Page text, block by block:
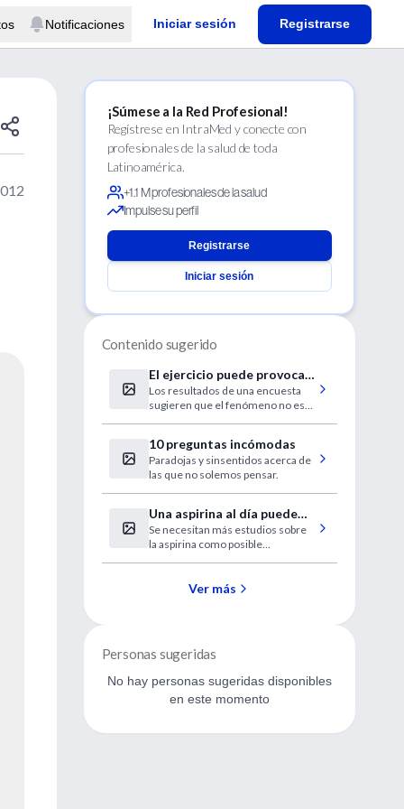
Notificaciones Iniciar sesión Registrarse
¡Súmese a la Red Profesional!
Regístrese en IntraMed y conecte con
profesionales de la salud de toda
Latinoamérica.
+1.1 M profesionales de la salud
Impulse su perfil
Registrarse
Iniciar sesión
Contenido sugerido
El ejercicio puede provocar
el orgasmo en algunas
mujeres
Los resultados de una encuesta
sugieren que el fenómeno no es
10 preguntas incómodas
Paradojas y sinsentidos acerca de
las que no solemos pensar.
Una aspirina al día puede
mantener controlado el
cáncer
Se necesitan más estudios sobre
la aspirina como posible
no se ha diseminado.
Ver más
Personas sugeridas
No hay personas sugeridas disponibles
en este momento